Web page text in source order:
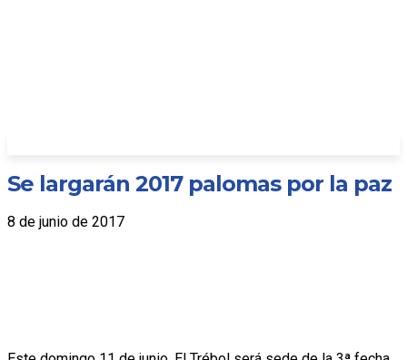
Se largarán 2017 palomas por la paz
8 de junio de 2017